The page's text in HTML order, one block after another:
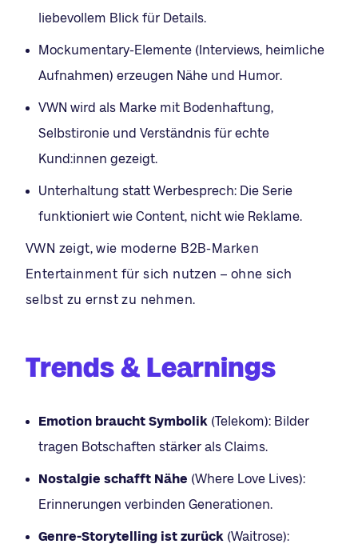
liebevollem Blick für Details.
Mockumentary-Elemente (Interviews, heimliche
Aufnahmen) erzeugen Nähe und Humor.
VWN wird als Marke mit Bodenhaftung,
Selbstironie und Verständnis für echte
Kund:innen gezeigt.
Unterhaltung statt Werbesprech: Die Serie
funktioniert wie Content, nicht wie Reklame.
VWN zeigt, wie moderne B2B-Marken
Entertainment für sich nutzen – ohne sich
selbst zu ernst zu nehmen.
Trends & Learnings
Emotion braucht Symbolik (Telekom): Bilder
tragen Botschaften stärker als Claims.
Nostalgie schafft Nähe (Where Love Lives):
Erinnerungen verbinden Generationen.
Genre-Storytelling ist zurück (Waitrose):